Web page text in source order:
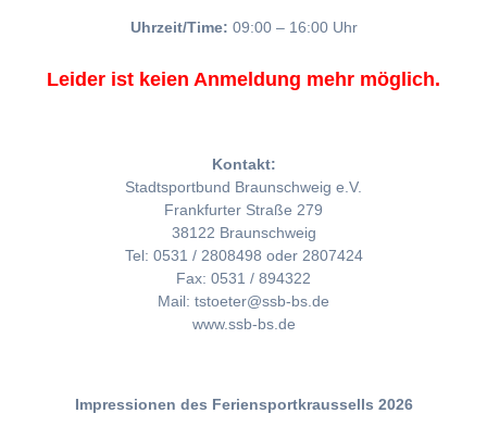
Uhrzeit/Time: 09:00 – 16:00 Uhr
Leider ist keien Anmeldung mehr möglich.
Kontakt:
Stadtsportbund Braunschweig e.V.
Frankfurter Straße 279
38122 Braunschweig
Tel: 0531 / 2808498 oder 2807424
Fax: 0531 / 894322
Mail: tstoeter@ssb-bs.de
www.ssb-bs.de
Impressionen des Feriensportkraussells 2026